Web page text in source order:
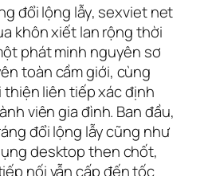
đổi lộng lẫy, sexviet net
khôn xiết lan rộng thời
phát minh nguyên sơ
toàn cầm giới, cùng
liên tiếp xác định
viên gia đình. Ban đầu,
đổi lộng lẫy cũng như
desktop then chốt,
nối vẫn cấp đến tốc